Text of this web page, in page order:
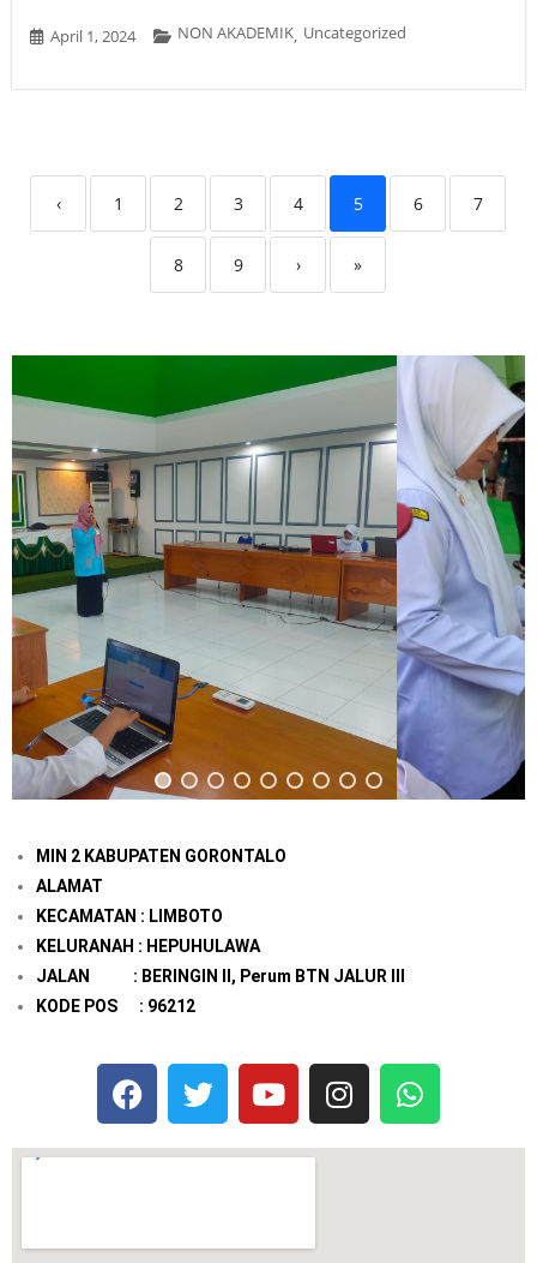
April 1, 2024 NON AKADEMIK, Uncategorized
‹ 1 2 3 4 5 6 7
8 9 › »
MIN 2 KABUPATEN GORONTALO
ALAMAT
KECAMATAN : LIMBOTO
KELURANAH : HEPUHULAWA
JALAN : BERINGIN II, Perum BTN JALUR III
KODE POS : 96212